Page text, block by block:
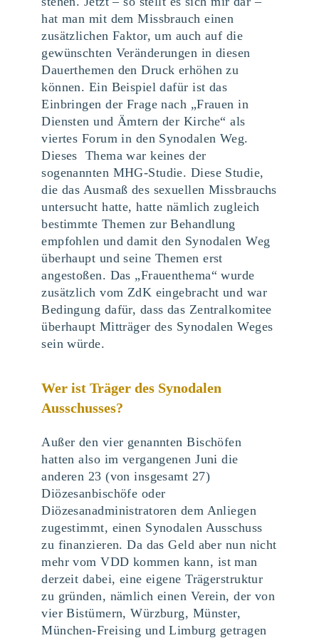
hat man mit dem Missbrauch einen
zusätzlichen Faktor, um auch auf die
gewünschten Veränderungen in diesen
Dauerthemen den Druck erhöhen zu
können. Ein Beispiel dafür ist das
Einbringen der Frage nach „Frauen in
Diensten und Ämtern der Kirche“ als
viertes Forum in den Synodalen Weg.
Dieses Thema war keines der
sogenannten MHG-Studie. Diese Studie,
die das Ausmaß des sexuellen Missbrauchs
untersucht hatte, hatte nämlich zugleich
bestimmte Themen zur Behandlung
empfohlen und damit den Synodalen Weg
überhaupt und seine Themen erst
angestoßen. Das „Frauenthema“ wurde
zusätzlich vom ZdK eingebracht und war
Bedingung dafür, dass das Zentralkomitee
überhaupt Mitträger des Synodalen Weges
sein würde.
Wer ist Träger des Synodalen
Ausschusses?
Außer den vier genannten Bischöfen
hatten also im vergangenen Juni die
anderen 23 (von insgesamt 27)
Diözesanbischöfe oder
Diözesanadministratoren dem Anliegen
zugestimmt, einen Synodalen Ausschuss
zu finanzieren. Da das Geld aber nun nicht
mehr vom VDD kommen kann, ist man
derzeit dabei, eine eigene Trägerstruktur
zu gründen, nämlich einen Verein, der von
vier Bistümern, Würzburg, Münster,
München-Freising und Limburg getragen